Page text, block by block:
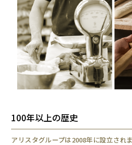
100年以上の歴史
アリスタグループは2008年に設立され